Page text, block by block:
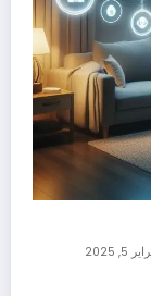
5, 2025